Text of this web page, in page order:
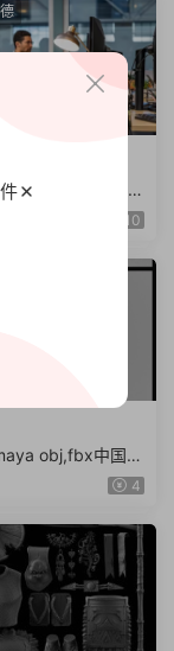
器C4D插件Cinem
v4.6.8.1 WI10
obj,fbx中国风
临安长安城古城街
4